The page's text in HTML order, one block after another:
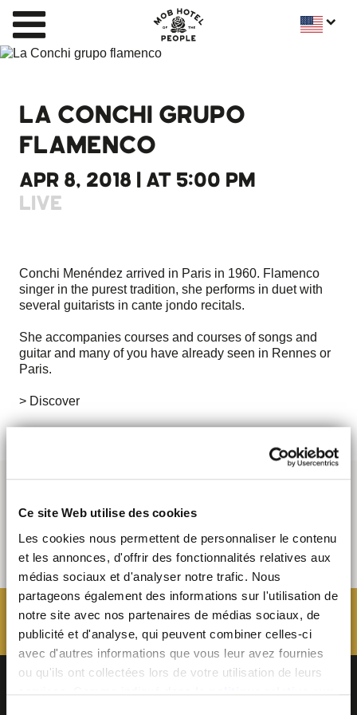
Ce site Web utilise des cookies
Les cookies nous permettent de personnaliser le contenu
et les annonces, d'offrir des fonctionnalités relatives aux
médias sociaux et d'analyser notre trafic. Nous
partageons également des informations sur l'utilisation de
notre site avec nos partenaires de médias sociaux, de
publicité et d'analyse, qui peuvent combiner celles-ci
avec d'autres informations que vous leur avez fournies
ou qu'ils ont collectées lors de votre utilisation de leurs
LA CONCHI GRUPO
FLAMENCO
APR 8, 2018 | AT 5:00 PM
LIVE
Conchi Menéndez arrived in Paris in 1960. Flamenco
singer in the purest tradition, she performs in duet with
several guitarists in cante jondo recitals.
She accompanies courses and courses of songs and
guitar and many of you have already seen in Rennes or
Paris.
> Discover